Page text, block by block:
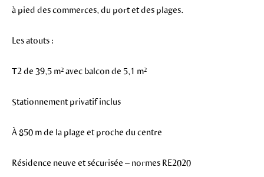
à pied des commerces, du port et des plages.
Les atouts :
T2 de 39,5 m² avec balcon de 5,1 m²
Stationnement privatif inclus
À 850 m de la plage et proche du centre
Résidence neuve et sécurisée – normes RE2020